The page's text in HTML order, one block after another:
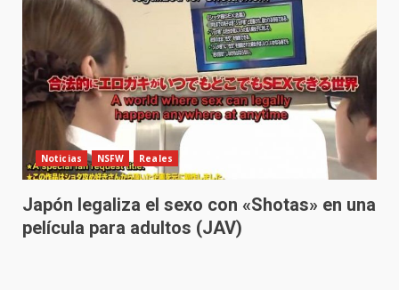
Noticias NSFW Reales
Japón legaliza el sexo con «Shotas» en una
película para adultos (JAV)